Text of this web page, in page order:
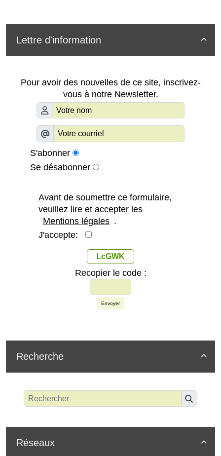

Lettre d'information
Pour avoir des nouvelles de ce site, inscrivez-
vous à notre Newsletter.
S'abonner
Se désabonner
Avant de soumettre ce formulaire,
veuillez lire et accepter les
Mentions légales .
J'accepte:
LcGWK
Recopier le code :
Envoyer

Recherche

Réseaux